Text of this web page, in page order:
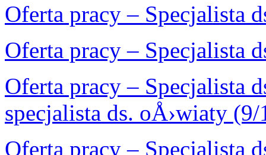
Oferta pracy – Specjalista
Oferta pracy – Specjalista
Oferta pracy – Specjalista
specjalista ds. oÅ›wiaty
Oferta pracy – Specjalista